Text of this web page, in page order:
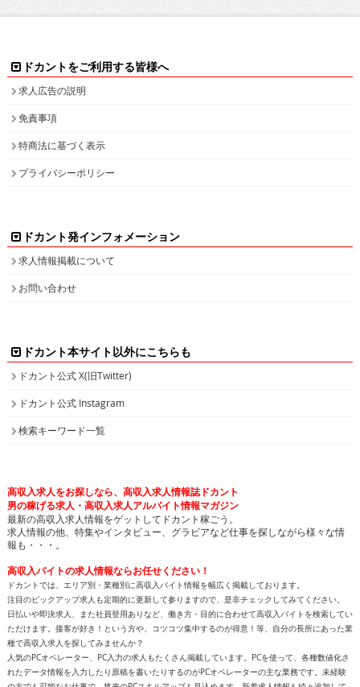
ドカントをご利用する皆様へ
求人広告の説明
免責事項
特商法に基づく表示
プライバシーポリシー
ドカント発インフォメーション
求人情報掲載について
お問い合わせ
ドカント本サイト以外にこちらも
ドカント公式 X(旧Twitter)
ドカント公式 Instagram
検索キーワード一覧
高収入求人をお探しなら、高収入求人情報誌ドカント
男の稼げる求人・高収入求人アルバイト情報マガジン
最新の高収入求人情報をゲットしてドカント稼ごう。
求人情報の他、特集やインタビュー、グラビアなど仕事を探しながら様々な情
報も・・・。
高収入バイトの求人情報ならお任せください！
ドカントでは、エリア別・業種別に高収入バイト情報を幅広く掲載しております。
注目のピックアップ求人も定期的に更新して参りますので、是非チェックしてみてください。
日払いや即決求人、また社員登用ありなど、働き方・目的に合わせて高収入バイトを検索してい
ただけます。接客が好き！という方や、コツコツ集中するのが得意！等、自分の長所にあった業
種で高収入求人を探してみませんか？
人気のPCオペレーター、PC入力の求人もたくさん掲載しています。PCを使って、各種数値化さ
れたデータ情報を入力したり原稿を書いたりするのがPCオペレーターの主な業務です。未経験